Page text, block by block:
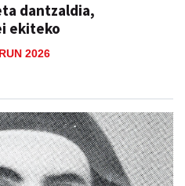
dantzaldia,
ekiteko
2026